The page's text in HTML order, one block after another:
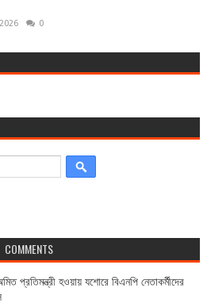
0
COMMENTS
প্রতিমন্ত্রী হওয়ায় যশোরে বিএনপি নেতাকর্মীদের